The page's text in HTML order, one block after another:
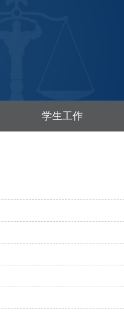
学生工作